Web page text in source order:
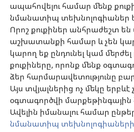
ապահովելու համար մենք
նմանատիպ տեխնոլոգիաներ
Որոշ քուքիներ անհրաժեշտ են
աշխատանքի համար և չեն
կարող եք ընդունել կամ մերժել
քուքիները, որոնք մենք
ձեր հարմարավետությունը
Այս տվյալներից ոչ մեկը
օգտագործվի մարքեթինգային
Ավելին իմանալու համար
նմանատիպ
Նվիրատվություններ
(բացվում
է
նոր
պատուհան)
Դիտարանի ՕՆԼԱՅՆ ԳՐԱԴԱՐԱՆ
(բացվում
է
նոր
պատուհան)
JW Hub
(բացվում
է
նոր
պատուհան)
JW Library® հավելված
Watchtower Library